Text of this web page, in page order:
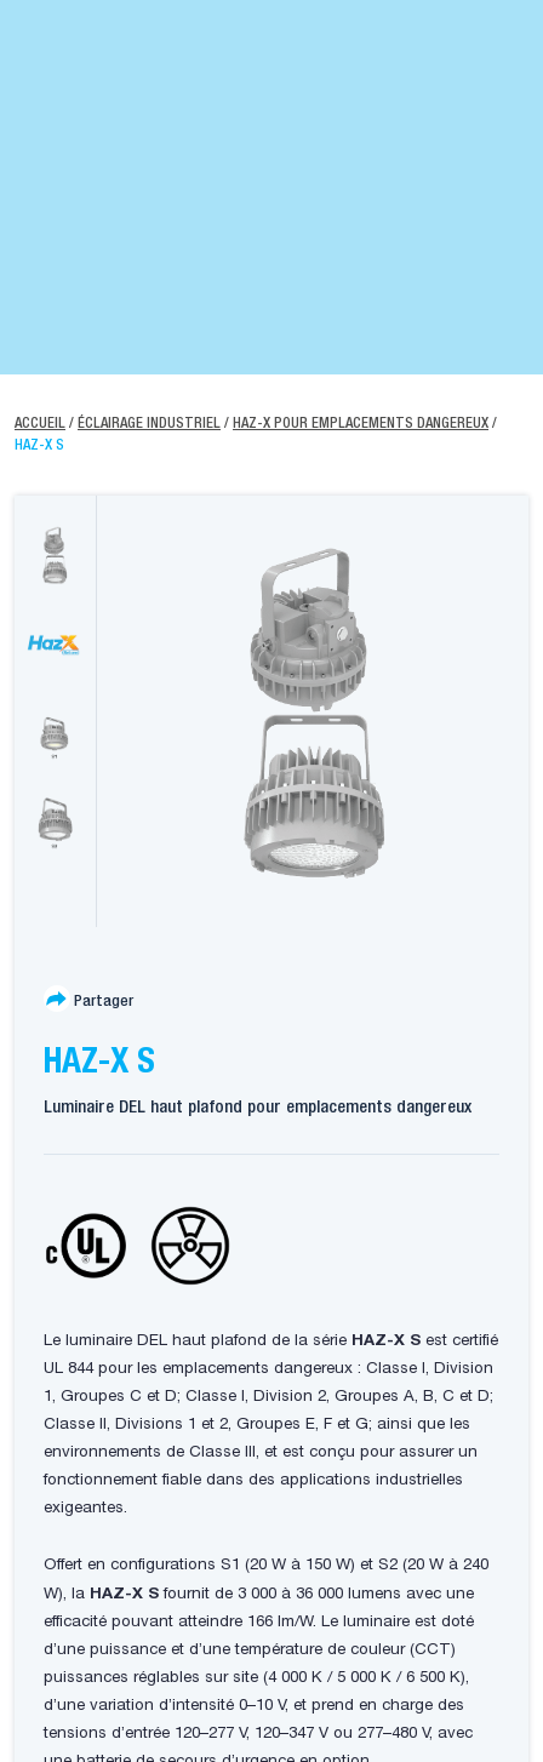
ACCUEIL / ÉCLAIRAGE INDUSTRIEL / HAZ-X POUR EMPLACEMENTS DANGEREUX /
HAZ-X S
Partager
HAZ-X S
Luminaire DEL haut plafond pour emplacements dangereux
Le luminaire DEL haut plafond de la série HAZ-X S est certifié
UL 844 pour les emplacements dangereux : Classe I, Division
1, Groupes C et D; Classe I, Division 2, Groupes A, B, C et D;
Classe II, Divisions 1 et 2, Groupes E, F et G; ainsi que les
environnements de Classe III, et est conçu pour assurer un
fonctionnement fiable dans des applications industrielles
exigeantes.
Offert en configurations S1 (20 W à 150 W) et S2 (20 W à 240
W), la HAZ-X S fournit de 3 000 à 36 000 lumens avec une
efficacité pouvant atteindre 166 lm/W. Le luminaire est doté
d’une puissance et d’une température de couleur (CCT)
puissances réglables sur site (4 000 K / 5 000 K / 6 500 K),
d’une variation d’intensité 0–10 V, et prend en charge des
tensions d’entrée 120–277 V, 120–347 V ou 277–480 V, avec